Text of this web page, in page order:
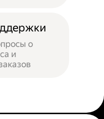
о
и